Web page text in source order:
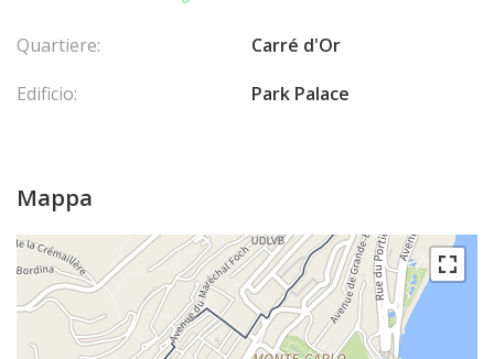
Quartiere:
Carré d'Or
Edificio:
Park Palace
Mappa